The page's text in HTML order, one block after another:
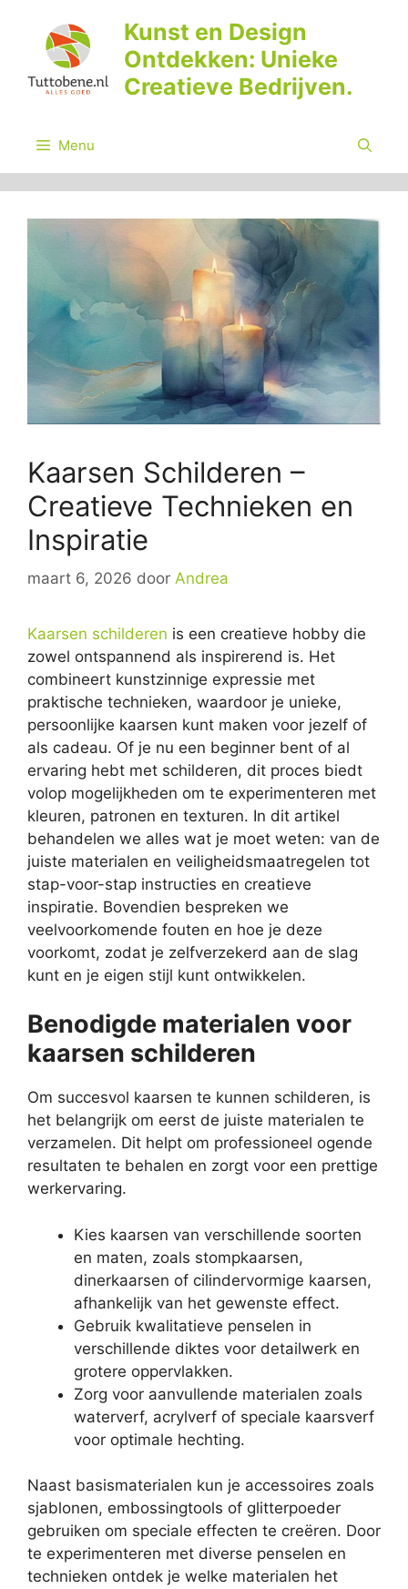
inhoud
Kunst en Design
Ontdekken: Unieke
Creatieve Bedrijven.
Menu
Kaarsen Schilderen –
Creatieve Technieken en
Inspiratie
maart 6, 2026 door Andrea
Kaarsen schilderen is een creatieve hobby die
zowel ontspannend als inspirerend is. Het
combineert kunstzinnige expressie met
praktische technieken, waardoor je unieke,
persoonlijke kaarsen kunt maken voor jezelf of
als cadeau. Of je nu een beginner bent of al
ervaring hebt met schilderen, dit proces biedt
volop mogelijkheden om te experimenteren met
kleuren, patronen en texturen. In dit artikel
behandelen we alles wat je moet weten: van de
juiste materialen en veiligheidsmaatregelen tot
stap-voor-stap instructies en creatieve
inspiratie. Bovendien bespreken we
veelvoorkomende fouten en hoe je deze
voorkomt, zodat je zelfverzekerd aan de slag
kunt en je eigen stijl kunt ontwikkelen.
Benodigde materialen voor
kaarsen schilderen
Om succesvol kaarsen te kunnen schilderen, is
het belangrijk om eerst de juiste materialen te
verzamelen. Dit helpt om professioneel ogende
resultaten te behalen en zorgt voor een prettige
werkervaring.
Kies kaarsen van verschillende soorten
en maten, zoals stompkaarsen,
dinerkaarsen of cilindervormige kaarsen,
afhankelijk van het gewenste effect.
Gebruik kwalitatieve penselen in
verschillende diktes voor detailwerk en
grotere oppervlakken.
Zorg voor aanvullende materialen zoals
waterverf, acrylverf of speciale kaarsverf
voor optimale hechting.
Naast basismaterialen kun je accessoires zoals
sjablonen, embossingtools of glitterpoeder
gebruiken om speciale effecten te creëren. Door
te experimenteren met diverse penselen en
technieken ontdek je welke materialen het